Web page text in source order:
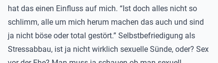
hat das einen Einfluss auf mich. “Ist doch alles nicht so
schlimm, alle um mich herum machen das auch und sind
ja nicht böse oder total gestört.” Selbstbefriedigung als
Stressabbau, ist ja nicht wirklich sexuelle Sünde, oder? Sex